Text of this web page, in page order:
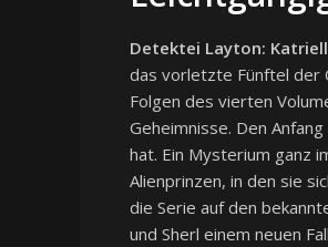
Detektei Layton:
das vorletzte Fünftel der
Folgen des vierten
Geheimnisse. Den
hat. Ein Mysterium ganz
Alienprinzen, in den sie
die Serie auf den
und Sherl einem neuen